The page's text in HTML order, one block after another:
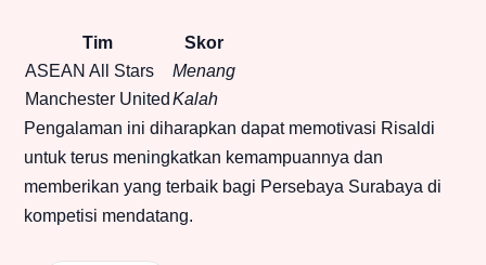
Tim
Skor
ASEAN All Stars
Menang
Manchester United Kalah
Pengalaman ini diharapkan dapat memotivasi Risaldi
untuk terus meningkatkan kemampuannya dan
memberikan yang terbaik bagi Persebaya Surabaya di
kompetisi mendatang.